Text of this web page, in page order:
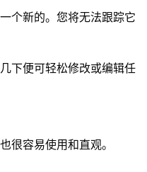
个新的。您将无法跟踪它
下便可轻松修改或编辑任
很容易使用和直观。